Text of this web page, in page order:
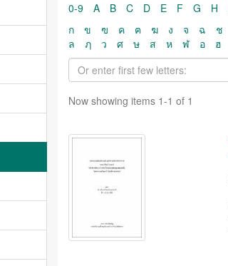
0-9 A B C D E F G H
ก
ข ฃ ค ฅ ฆ ง จ ฉ ช
ล
ฦ ว ศ ษ ส ห ฬ อ
ฮ
Now showing items 1-1 of 1